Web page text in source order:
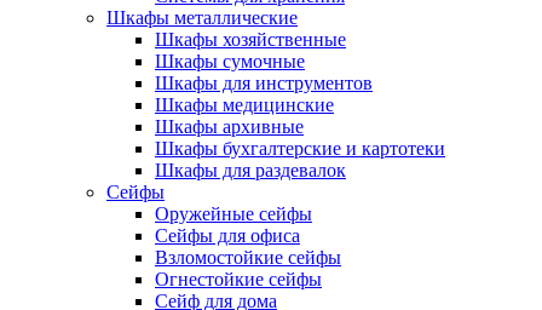
Шкафы металлические
Шкафы хозяйственные
Шкафы сумочные
Шкафы для инструментов
Шкафы медицинские
Шкафы архивные
Шкафы бухгалтерские и картотеки
Шкафы для раздевалок
Сейфы
Оружейные сейфы
Сейфы для офиса
Взломостойкие сейфы
Огнестойкие сейфы
Cейф для дома